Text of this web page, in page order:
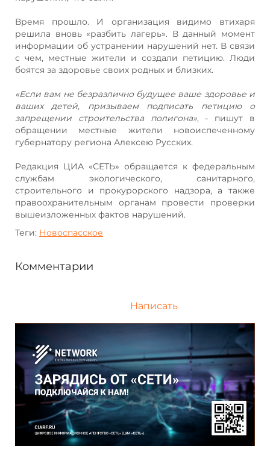
Время прошло. И организация видимо втихаря
решила вновь «разбить лагерь». В данный момент
информации об устранении нарушений нет. В связи
с чем, местные жители и создали петицию. Люди
боятся за здоровье своих родных и близких.
«Если вам не безразлично будущее ваше здоровье и
ваших детей, призываем подписать петицию о
запрещении строительства полигона», - пишут в
обращении местные жители новоиспеченному
губернатору региона Алексею Русских.
Редакция ЦИА «СЕТЬ» обращается к федеральным
службам экологического, санитарного,
строительного и прокурорского надзора, а также
правоохранительным органам провести проверки
вышеизложенных фактов нарушений.
Теги: Новоспасское
Комментарии
Написать